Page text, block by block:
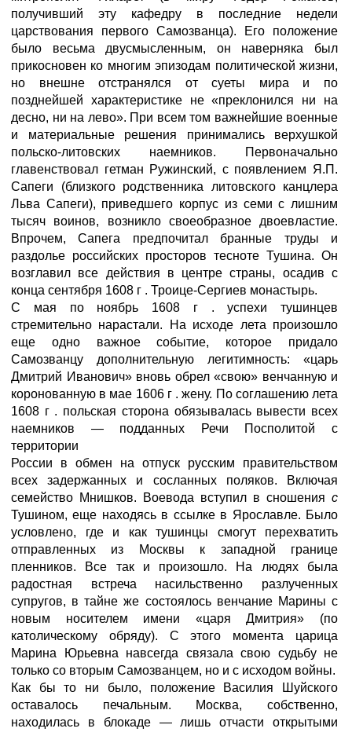
получивший эту кафедру в последние недели
царствования первого Самозванца). Его положение
было весьма двусмысленным, он наверняка был
прикосновен ко многим эпизодам политической жизни,
но внешне отстранялся от суеты мира и по
позднейшей характеристике не «преклонился ни на
десно, ни на лево». При всем том важнейшие военные
и материальные решения принимались верхушкой
польско-литовских наемников. Первоначально
главенствовал гетман Ружинский, с появлением Я.П.
Сапеги (близкого родственника литовского канцлера
Льва Сапеги), приведшего корпус из семи с лишним
тысяч воинов, возникло своеобразное двоевластие.
Впрочем, Сапега предпочитал бранные труды и
раздолье российских просторов тесноте Тушина. Он
возглавил все действия в центре страны, осадив с
конца сентября 1608 г . Троице-Сергиев монастырь.
С мая по ноябрь 1608 г . успехи тушинцев
стремительно нарастали. На исходе лета произошло
еще одно важное событие, которое придало
Самозванцу дополнительную легитимность: «царь
Дмитрий Иванович» вновь обрел «свою» венчанную и
коронованную в мае 1606 г . жену. По соглашению лета
1608 г . польская сторона обязывалась вывести всех
наемников — подданных Речи Посполитой с
территории
России в обмен на отпуск русским правительством
всех задержанных и сосланных поляков. Включая
семейство Мнишков. Воевода вступил в сношения с
Тушином, еще находясь в ссылке в Ярославле. Было
условлено, где и как тушинцы смогут перехватить
отправленных из Москвы к западной границе
пленников. Все так и произошло. На людях была
радостная встреча насильственно разлученных
супругов, в тайне же состоялось венчание Марины с
новым носителем имени «царя Дмитрия» (по
католическому обряду). С этого момента царица
Марина Юрьевна навсегда связала свою судьбу не
только со вторым Самозванцем, но и с исходом войны.
Как бы то ни было, положение Василия Шуйского
оставалось печальным. Москва, собственно,
находилась в блокаде — лишь отчасти открытыми